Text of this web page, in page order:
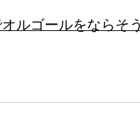
ルゴールをならそ